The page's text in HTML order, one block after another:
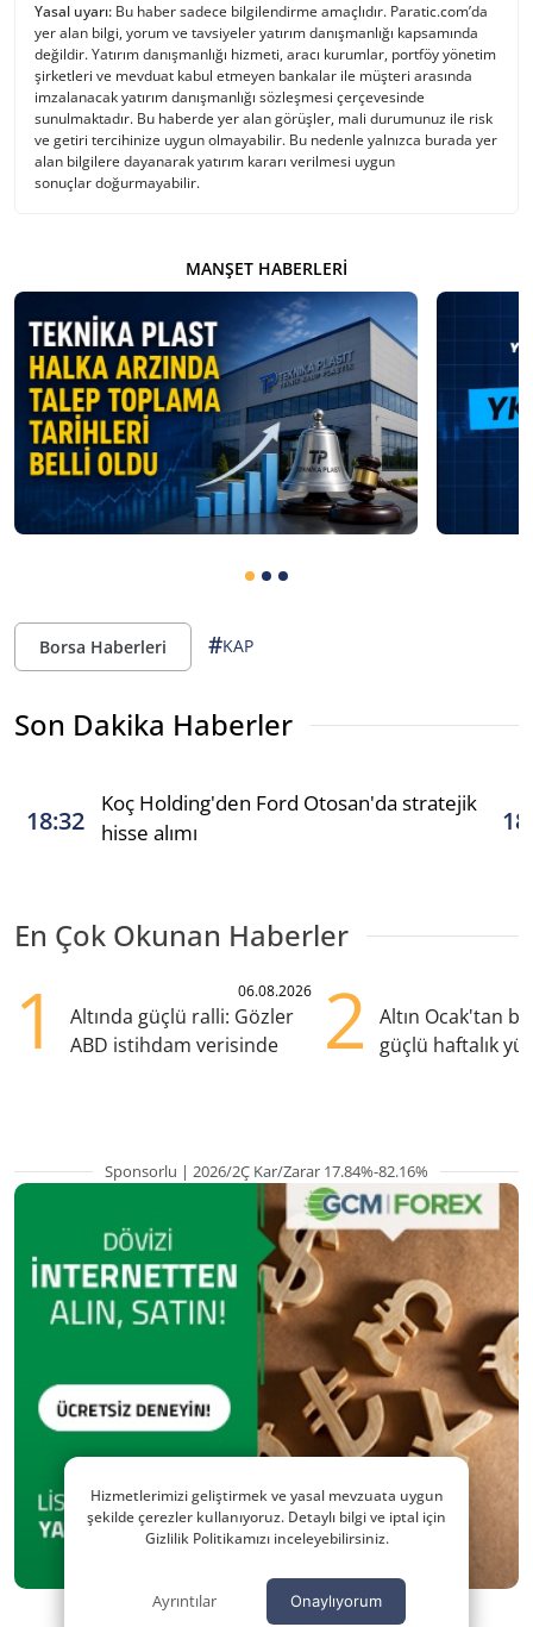
Yasal uyarı: Bu haber sadece bilgilendirme amaçlıdır. Paratic.com’da
yer alan bilgi, yorum ve tavsiyeler yatırım danışmanlığı kapsamında
değildir. Yatırım danışmanlığı hizmeti, aracı kurumlar, portföy yönetim
şirketleri ve mevduat kabul etmeyen bankalar ile müşteri arasında
imzalanacak yatırım danışmanlığı sözleşmesi çerçevesinde
sunulmaktadır. Bu haberde yer alan görüşler, mali durumunuz ile risk
ve getiri tercihinize uygun olmayabilir. Bu nedenle yalnızca burada yer
alan bilgilere dayanarak yatırım kararı verilmesi uygun
sonuçlar doğurmayabilir.
MANŞET HABERLERI
Borsa Haberleri #KAP
Son Dakika Haberler
18:32
Koç Holding'den Ford Otosan'da stratejik
hisse alımı
En Çok Okunan Haberler
1 06.08.2026
Altında güçlü ralli: Gözler
ABD istihdam verisinde
2
Altın Ocak'tan
güçlü haftalık
Sponsorlu | 2026/2Ç Kar/Zarar 17.84%-82.16%
Hizmetlerimizi geliştirmek ve yasal mevzuata uygun
şekilde çerezler kullanıyoruz. Detaylı bilgi ve iptal için
Gizlilik Politikamızı inceleyebilirsiniz.
Ayrıntılar Onaylıyorum